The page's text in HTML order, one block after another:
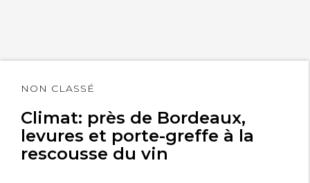
NON CLASSÉ
Climat: près de Bordeaux,
levures et porte-greffe à la
rescousse du vin
Lire